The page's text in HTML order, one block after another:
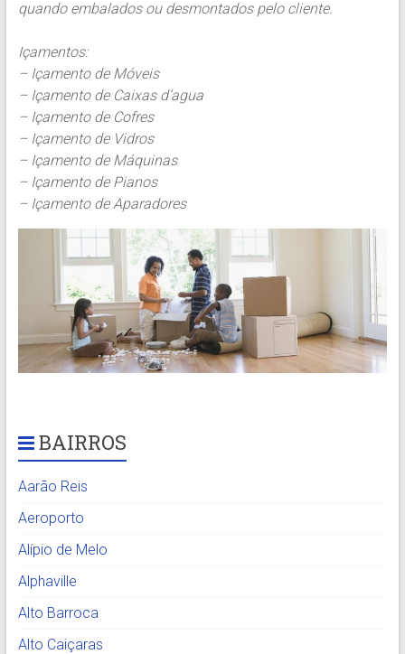
quando embalados ou desmontados pelo cliente.
Içamentos:
– Içamento de Móveis
– Içamento de Caixas d’agua
– Içamento de Cofres
– Içamento de Vidros
– Içamento de Máquinas
– Içamento de Pianos
– Içamento de Aparadores
BAIRROS
Aarão Reis
Aeroporto
Alípio de Melo
Alphaville
Alto Barroca
Alto Caiçaras